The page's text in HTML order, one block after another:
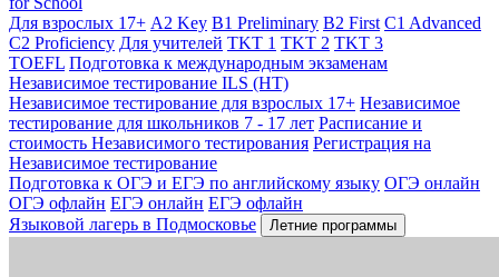
Для взрослых 17+ A2 Key B1 Preliminary B2 First C1 Advanced
C2 Proficiency Для учителей TKT 1 TKT 2 TKT 3
TOEFL Подготовка к международным экзаменам
Независимое тестирование ILS (НТ)
Независимое тестирование для взрослых 17+ Независимое
тестирование для школьников 7 - 17 лет Расписание и
стоимость Независимого тестирования Регистрация на
Независимое тестирование
Подготовка к ОГЭ и ЕГЭ по английскому языку ОГЭ онлайн
ОГЭ офлайн ЕГЭ онлайн ЕГЭ офлайн
Языковой лагерь в Подмосковье
Летние программы